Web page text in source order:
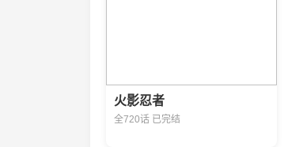
火影忍者
全720话 已完结